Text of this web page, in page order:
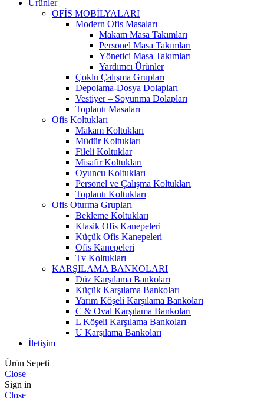
Ürünler
OFİS MOBİLYALARI
Modern Ofis Masaları
Makam Masa Takımları
Personel Masa Takımları
Yönetici Masa Takımları
Yardımcı Ürünler
Çoklu Çalışma Grupları
Depolama-Dosya Dolapları
Vestiyer – Soyunma Dolapları
Toplantı Masaları
Ofis Koltukları
Makam Koltukları
Müdür Koltukları
Fileli Koltuklar
Misafir Koltukları
Oyuncu Koltukları
Personel ve Çalışma Koltukları
Toplantı Koltukları
Ofis Oturma Grupları
Bekleme Koltukları
Klasik Ofis Kanepeleri
Küçük Ofis Kanepeleri
Ofis Kanepeleri
Tv Koltukları
KARŞILAMA BANKOLARI
Düz Karşılama Bankoları
Küçük Karşılama Bankoları
Yarım Köşeli Karşılama Bankoları
C & Oval Karşılama Bankoları
L Köşeli Karşılama Bankoları
U Karşılama Bankoları
İletişim
Ürün Sepeti
Close
Sign in
Close